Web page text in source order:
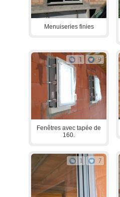
Menuiseries finies
1 9
Fenêtres avec tapée de
160.
1 7